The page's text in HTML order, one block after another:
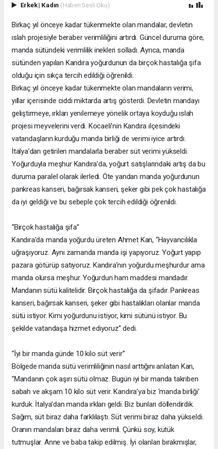
Erkek| Kadın (Haberi Sesli Oku)
Birkaç yıl önceye kadar tükenmekte olan mandalar, devletin
ıslah projesiyle beraber verimliliğini artırdı. Güncel duruma göre,
manda sütündeki verimlilik inekleri solladı. Ayrıca, manda
sütünden yapılan Kandıra yoğurdunun da birçok hastalığa şifa
olduğu için sıkça tercih edildiği öğrenildi.
Birkaç yıl önceye kadar tükenmekte olan mandaların verimi,
yıllar içerisinde ciddi miktarda artış gösterdi. Devletin mandayı
geliştirmeye, ırkları yenilemeye yönelik ortaya koyduğu ıslah
projesi meyvelerini verdi. Kocaeli’nin Kandıra ilçesindeki
vatandaşların kurduğu manda birliği de verimi iyice artırdı.
İtalya’dan getirilen mandalarla beraber süt verimi yükseldi.
Yoğurduyla meşhur Kandıra’da, yoğurt satışlarındaki artış da bu
duruma paralel olarak ilerledi. Öte yandan manda yoğurdunun
pankreas kanseri, bağırsak kanseri, şeker gibi pek çok hastalığa
da iyi geldiği ve bu sebeple çok tercih edildiği öğrenildi.
“Birçok hastalığa şifa”
Kandıra’da manda yoğurdu üreten Ahmet Kan, “Hayvancılıkla
uğraşıyoruz. Aynı zamanda manda işi yapıyoruz. Yoğurt yapıp
pazara götürüp satıyoruz. Kandıra’nın yoğurdu meşhurdur ama
manda olursa meşhur. Yoğurdun ham maddesi mandadır.
Mandanın sütü kalitelidir. Birçok hastalığa da şifadır. Pankreas
kanseri, bağırsak kanseri, şeker gibi hastalıkları olanlar manda
sütü istiyor. Kimi yoğurdunu istiyor, kimi sütünü istiyor. Bu
şekilde vatandaşa hizmet ediyoruz” dedi.
“İyi bir manda günde 10 kilo süt verir”
Bölgede manda sütü verimliliğinin nasıl arttığını anlatan Kan,
“Mandanın çok aşırı sütü olmaz. Bugün iyi bir manda takriben
sabah ve akşam 10 kilo süt verir. Kandıra’ya biz ‘manda birliği’
kurduk. İtalya’dan manda ırkları geldi. Biz bunları döllendirdik.
Sağım, süt biraz daha farklılaştı. Süt verimi biraz daha yükseldi.
Oranın mandaları biraz daha verimli. Çünkü soy, kütük
tutmuşlar. Anne ve baba takip edilmiş. İyi olanları bırakmışlar,